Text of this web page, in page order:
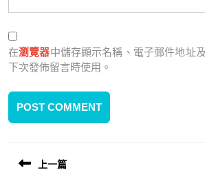
在瀏覽器中儲存顯示名稱、電子郵件地址
下次發佈留言時使用。
上一篇